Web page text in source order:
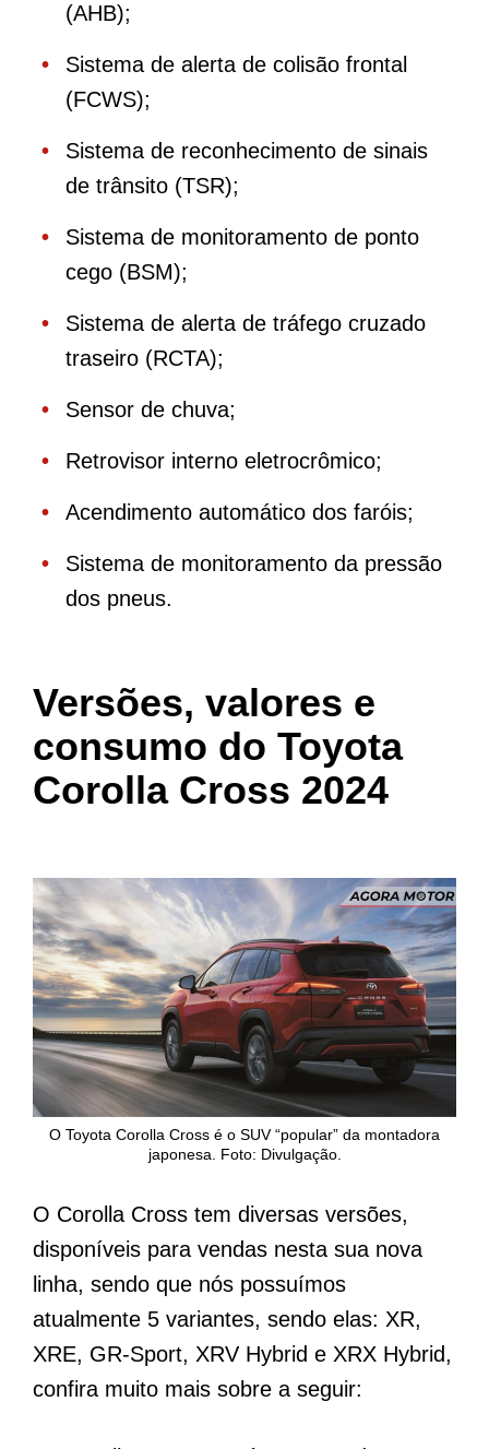
(AHB);
Sistema de alerta de colisão frontal
(FCWS);
Sistema de reconhecimento de sinais
de trânsito (TSR);
Sistema de monitoramento de ponto
cego (BSM);
Sistema de alerta de tráfego cruzado
traseiro (RCTA);
Sensor de chuva;
Retrovisor interno eletrocrômico;
Acendimento automático dos faróis;
Sistema de monitoramento da pressão
dos pneus.
Versões, valores e
consumo do Toyota
Corolla Cross 2024
O Toyota Corolla Cross é o SUV “popular” da montadora
japonesa. Foto: Divulgação.
O Corolla Cross tem diversas versões,
disponíveis para vendas nesta sua nova
linha, sendo que nós possuímos
atualmente 5 variantes, sendo elas: XR,
XRE, GR-Sport, XRV Hybrid e XRX Hybrid,
confira muito mais sobre a seguir: